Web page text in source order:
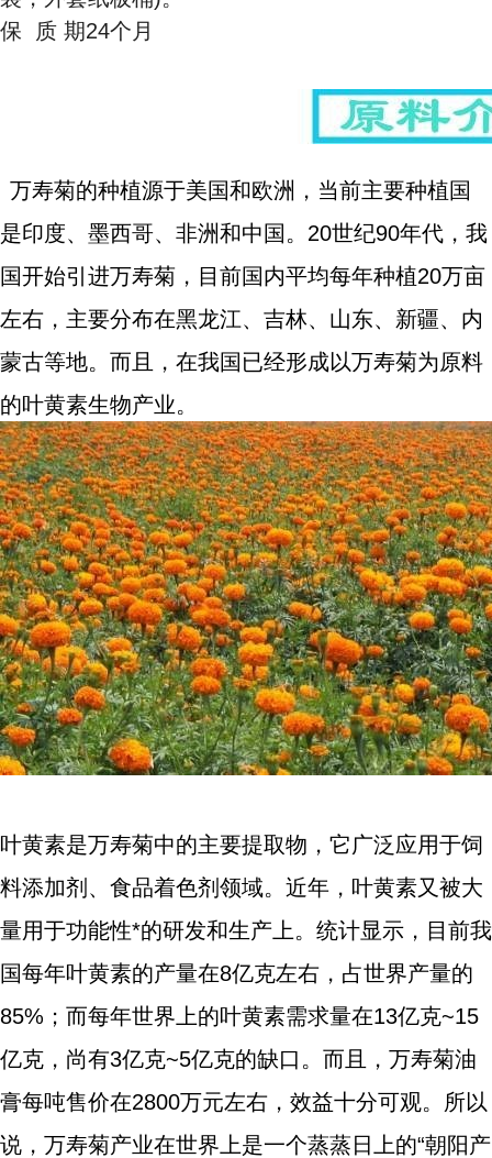
保 质 期24个月
万寿菊的种植源于美国和欧洲，当前主要种植国
是印度、墨西哥、非洲和中国。20世纪90年代，我
国开始引进万寿菊，目前国内平均每年种植20万亩
左右，主要分布在黑龙江、吉林、山东、新疆、内
蒙古等地。而且，在我国已经形成以万寿菊为原料
的叶黄素生物产业。
叶黄素是万寿菊中的主要提取物，它广泛应用于饲
料添加剂、食品着色剂领域。近年，叶黄素又被大
量用于功能性*的研发和生产上。统计显示，目前我
国每年叶黄素的产量在8亿克左右，占世界产量的
85%；而每年世界上的叶黄素需求量在13亿克~15
亿克，尚有3亿克~5亿克的缺口。而且，万寿菊油
膏每吨售价在2800万元左右，效益十分可观。所以
说，万寿菊产业在世界上是一个蒸蒸日上的“朝阳产